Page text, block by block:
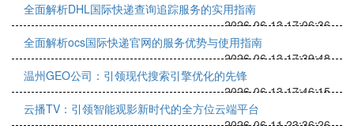
全面解析DHL国际快递查询追踪服务的实用指南
2026-06-13 17:06:36
全面解析ocs国际快递官网的服务优势与使用指南
2026-06-13 17:39:48
温州GEO公司：引领现代搜索引擎优化的先锋
2026-06-13 17:46:15
云播TV：引领智能观影新时代的全方位云端平台
2026-06-11 23:36:26